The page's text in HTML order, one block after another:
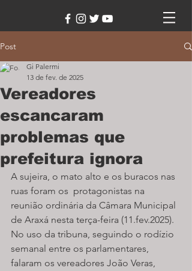
Post
Vereadores
escancaram
problemas que
prefeitura ignora
Gi Palermi
13 de fev. de 2025
A sujeira, o mato alto e os buracos nas
ruas foram os  protagonistas na
reunião ordinária da Câmara Municipal
de Araxá nesta terça-feira (11.fev.2025).
No uso da tribuna, seguindo o rodízio
semanal entre os parlamentares,
falaram os vereadores João Veras,